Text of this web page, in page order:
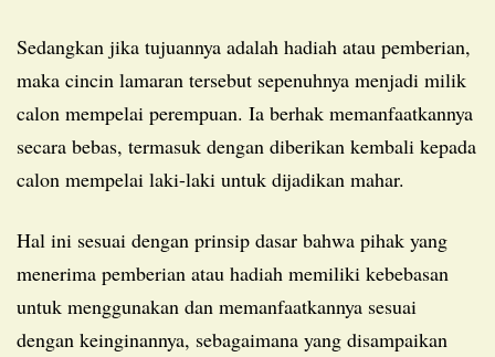
Sedangkan jika tujuannya adalah hadiah atau pemberian,
maka cincin lamaran tersebut sepenuhnya menjadi milik
calon mempelai perempuan. Ia berhak memanfaatkannya
secara bebas, termasuk dengan diberikan kembali kepada
calon mempelai laki-laki untuk dijadikan mahar.
Hal ini sesuai dengan prinsip dasar bahwa pihak yang
menerima pemberian atau hadiah memiliki kebebasan
untuk menggunakan dan memanfaatkannya sesuai
dengan keinginannya, sebagaimana yang disampaikan